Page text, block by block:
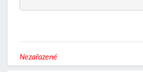
Nezařazené